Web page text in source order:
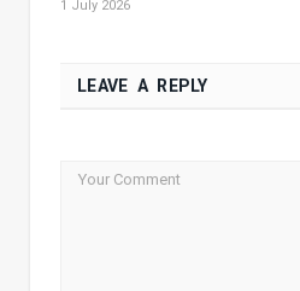
1 July 2026
LEAVE A REPLY